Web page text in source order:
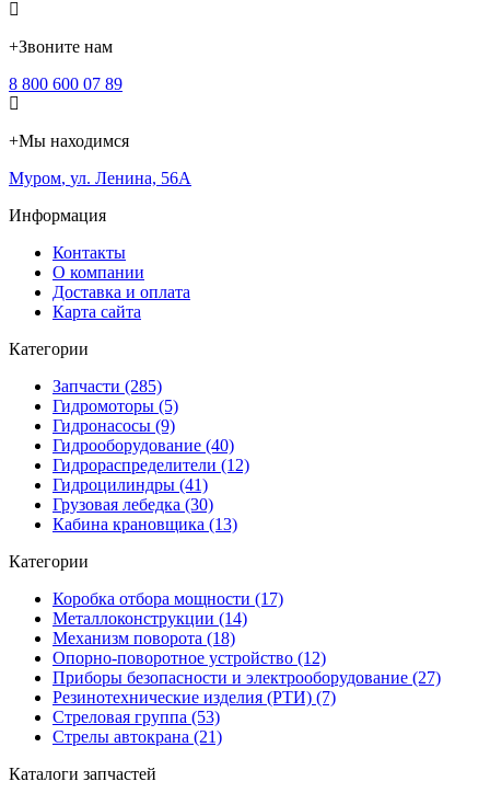
+Звоните нам
8 800 600 07 89
+Мы находимся
Муром, ул. Ленина, 56А
Информация
Контакты
О компании
Доставка и оплата
Карта сайта
Категории
Запчасти (285)
Гидромоторы (5)
Гидронасосы (9)
Гидрооборудование (40)
Гидрораспределители (12)
Гидроцилиндры (41)
Грузовая лебедка (30)
Кабина крановщика (13)
Категории
Коробка отбора мощности (17)
Металлоконструкции (14)
Механизм поворота (18)
Опорно-поворотное устройство (12)
Приборы безопасности и электрооборудование (27)
Резинотехнические изделия (РТИ) (7)
Стреловая группа (53)
Стрелы автокрана (21)
Каталоги запчастей